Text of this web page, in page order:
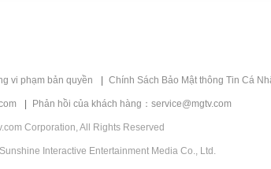
vi phạm bản quyền Chính Sách Bảo Mật thông Tin Cá
Phản hồi của khách hàng：service@mgtv.com
Corporation, All Rights Reserved
Interactive Entertainment Media Co., Ltd.